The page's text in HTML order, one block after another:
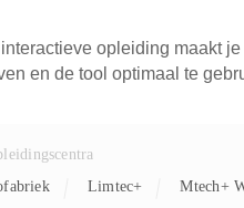
opleiding maakt
en de tool optimaal te
Limtec+ Mtech+